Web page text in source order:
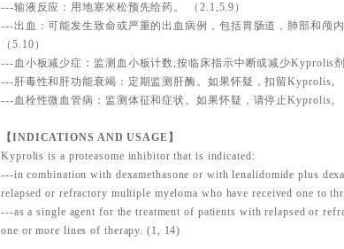
---输液反应：用地塞米松预先给药。 （2.1,5.9）
---出血：可能发生致命或严重的出血病例，包括胃肠道，肺部和颅
（5.10）
---血小板减少症：监测血小板计数;按临床指示中断或减少Kyprolis剂
---肝毒性和肝功能衰竭：定期监测肝酶。如果怀疑，扣留Kyprolis。
---血栓性微血管病：监测体征和症状。如果怀疑，请停止Kyprolis。
【INDICATIONS AND USAGE】
Kyprolis is a proteasome inhibitor that is indicated:
---in combination with dexamethasone or with lenalidomide plus
relapsed or refractory multiple myeloma who have received one to
---as a single agent for the treatment of patients with relapsed or
one or more lines of therapy. (1, 14)